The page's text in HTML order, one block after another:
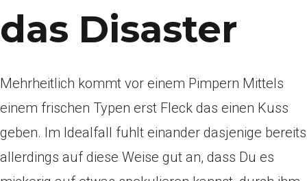
das Disaster
Mehrheitlich kommt vor einem Pimpern Mittels
einem frischen Typen erst Fleck das einen Kuss
geben. Im Idealfall fuhlt einander dasjenige bereits
allerdings auf diese Weise gut an, dass Du es